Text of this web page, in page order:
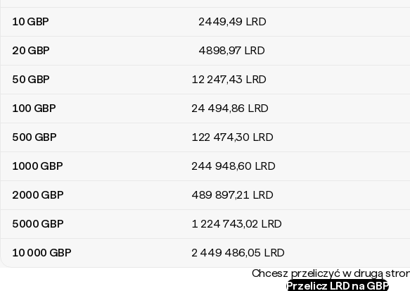
10 GBP 2449,49 LRD
20 GBP 4898,97 LRD
50 GBP 12 247,43 LRD
100 GBP 24 494,86 LRD
500 GBP 122 474,30 LRD
1000 GBP 244 948,60 LRD
2000 GBP 489 897,21 LRD
5000 GBP 1 224 743,02 LRD
10 000 GBP 2 449 486,05 LRD
Chcesz przeliczyć w drugą
Przelicz LRD na GBP